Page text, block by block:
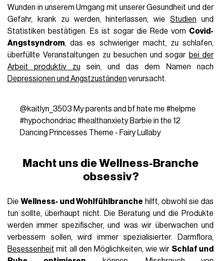
Wunden in unserem Umgang mit unserer Gesundheit und der
Gefahr, krank zu werden, hinterlassen, wieStudien und
Statistiken bestätigen. Es ist sogar die Rede vom Covid-
Angstsyndrom, das es schwieriger macht, zu schlafen,
überfüllte Veranstaltungen zu besuchen und sogar bei der
Arbeit produktiv zu sein, und das dem Namen nach
Depressionen und Angstzuständen verursacht.
@kaitlyn_3503 My parents and bf hate me #helpme
#hypochondriac#healthanxiety Barbie in the 12
Dancing Princesses Theme - Fairy Lullaby
Macht uns die Wellness-Branche
obsessiv?
DieWellness- und Wohlfühlbranche hilft, obwohl sie das
tun sollte, überhaupt nicht. Die Beratung und die Produkte
werden immer spezifischer, und was wir überwachen und
verbessern sollen, wird immer spezialisierter. Darmflora,
Besessenheit mit all den Möglichkeiten, wie wir Schlaf und